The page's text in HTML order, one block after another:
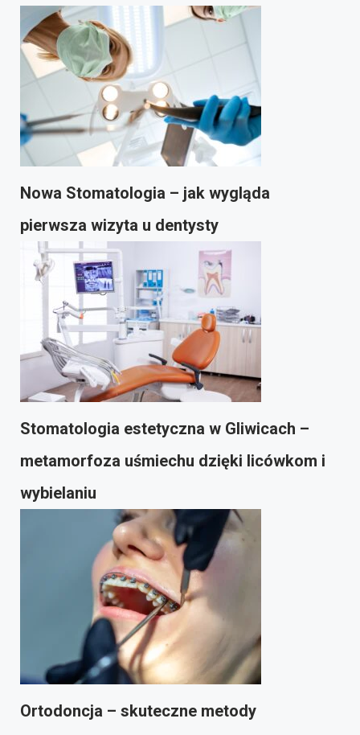
Nowa Stomatologia – jak wygląda
pierwsza wizyta u dentysty
Stomatologia estetyczna w Gliwicach –
metamorfoza uśmiechu dzięki licówkom i
wybielaniu
Ortodoncja – skuteczne metody